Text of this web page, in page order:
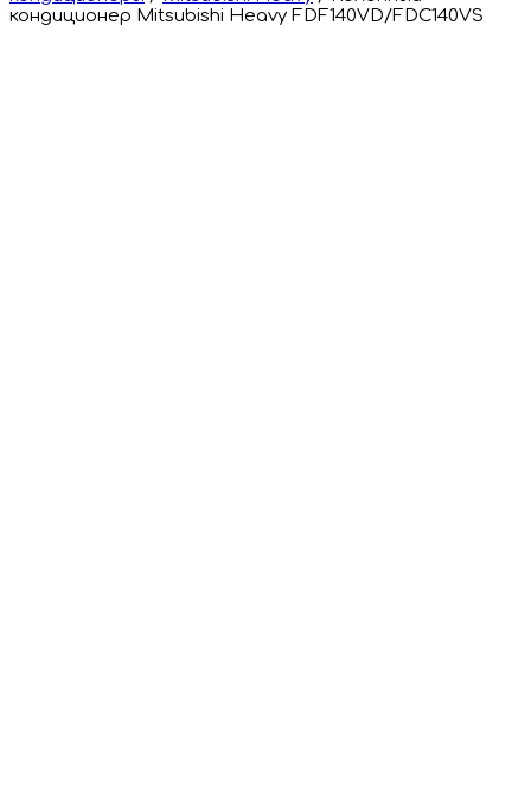
кондиционер Mitsubishi Heavy FDF140VD/FDC140VS